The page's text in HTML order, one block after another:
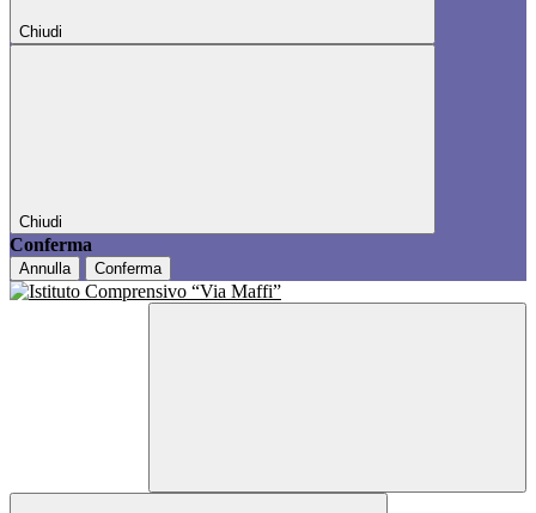
Chiudi
Chiudi
Conferma
Annulla Conferma